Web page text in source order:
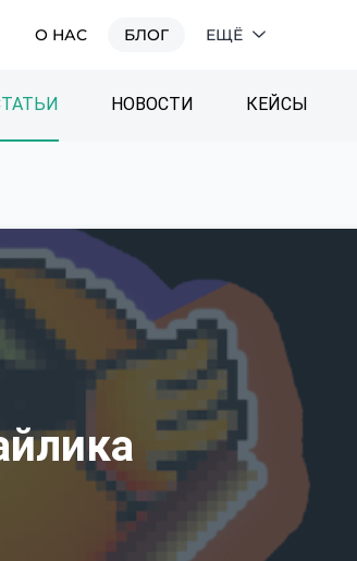
О НАС БЛОГ ЕЩЁ
НОВОСТИ КЕЙСЫ